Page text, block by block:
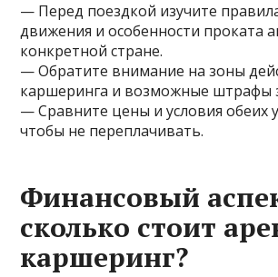
— Перед поездкой изучите
движения и особенности проката
конкретной стране.
— Обратите внимание на зоны
каршеринга и возможные штрафы
— Сравните цены и условия обеих
чтобы не переплачивать.
Финансовый
сколько стоит
каршеринг?